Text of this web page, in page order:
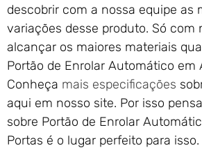
descobrir com a nossa equipe as
variações desse produto. Só com
alcançar os maiores materiais
Portão de Enrolar Automático em
Conheça mais especificações
aqui em nosso site. Por isso
sobre Portão de Enrolar
Portas é o lugar perfeito para isso.